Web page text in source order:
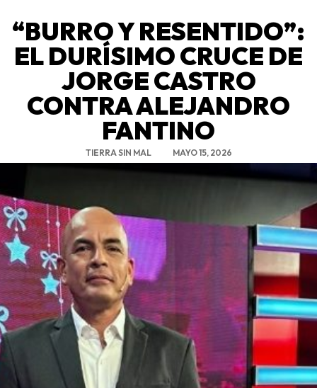
“BURRO Y RESENTIDO”:
EL DURÍSIMO CRUCE DE
JORGE CASTRO
CONTRA ALEJANDRO
FANTINO
TIERRA SIN MAL MAYO 15, 2026